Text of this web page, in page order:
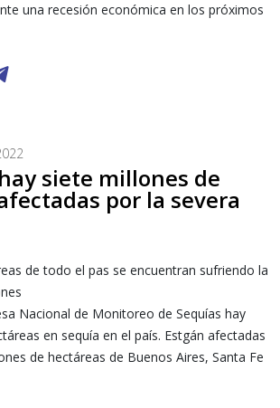
una recesión económica en los próximos
siete millones de
por la severa
Nacional de Monitoreo de Sequías hay
en sequía en el país. Estgán afectadas
de hectáreas de Buenos Aires, Santa Fe